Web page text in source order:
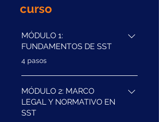
curso
MÓDULO 1:
FUNDAMENTOS DE SST
4 pasos
MÓDULO 2: MARCO
LEGAL Y NORMATIVO EN
SST